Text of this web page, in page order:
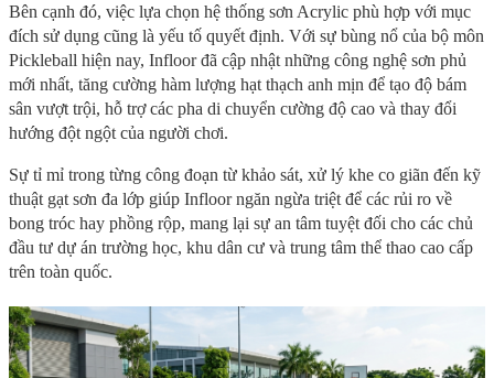
Bên cạnh đó, việc lựa chọn hệ thống sơn Acrylic phù hợp với mục
đích sử dụng cũng là yếu tố quyết định. Với sự bùng nổ của bộ môn
Pickleball hiện nay, Infloor đã cập nhật những công nghệ sơn phủ
mới nhất, tăng cường hàm lượng hạt thạch anh mịn để tạo độ bám
sân vượt trội, hỗ trợ các pha di chuyển cường độ cao và thay đổi
hướng đột ngột của người chơi.
Sự tỉ mỉ trong từng công đoạn từ khảo sát, xử lý khe co giãn đến kỹ
thuật gạt sơn đa lớp giúp Infloor ngăn ngừa triệt để các rủi ro về
bong tróc hay phồng rộp, mang lại sự an tâm tuyệt đối cho các chủ
đầu tư dự án trường học, khu dân cư và trung tâm thể thao cao cấp
trên toàn quốc.